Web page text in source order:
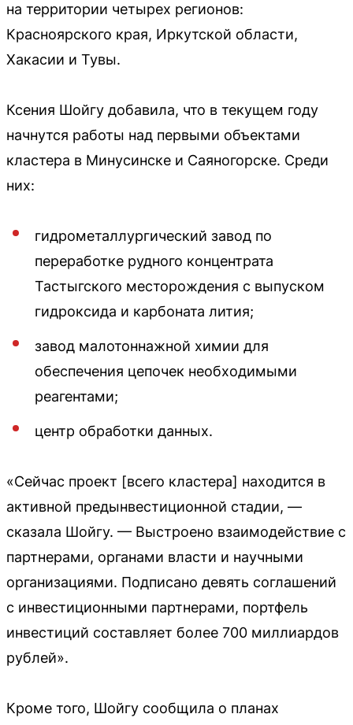
на территории четырех регионов:
Красноярского края, Иркутской области,
Хакасии и Тувы.
Ксения Шойгу добавила, что в текущем году
начнутся работы над первыми объектами
кластера в Минусинске и Саяногорске. Среди
них:
гидрометаллургический завод по
переработке рудного концентрата
Тастыгского месторождения с выпуском
гидроксида и карбоната лития;
завод малотоннажной химии для
обеспечения цепочек необходимыми
реагентами;
центр обработки данных.
«Сейчас проект [всего кластера] находится в
активной предынвестиционной стадии, —
сказала Шойгу. — Выстроено взаимодействие с
партнерами, органами власти и научными
организациями. Подписано девять соглашений
с инвестиционными партнерами, портфель
инвестиций составляет более 700 миллиардов
рублей».
Кроме того, Шойгу сообщила о планах